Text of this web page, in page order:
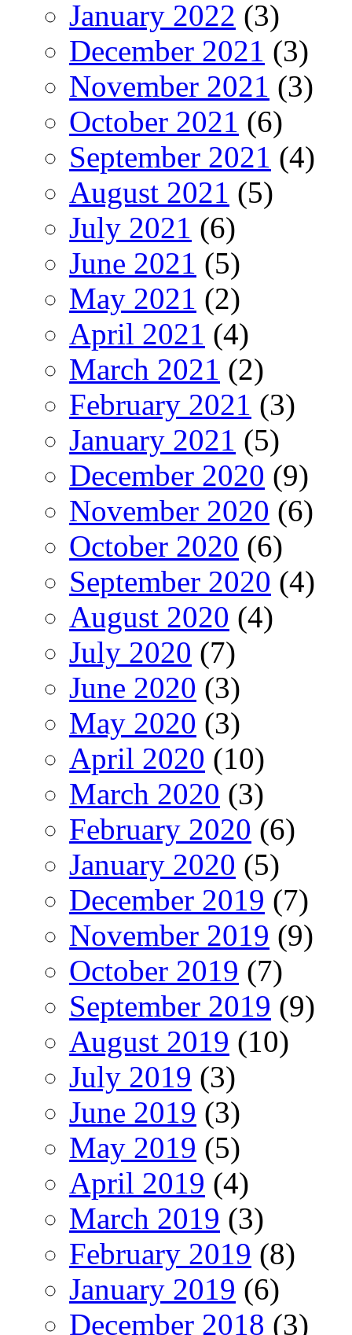
January 2022 (3)
December 2021 (3)
November 2021 (3)
October 2021 (6)
September 2021 (4)
August 2021 (5)
July 2021 (6)
June 2021 (5)
May 2021 (2)
April 2021 (4)
March 2021 (2)
February 2021 (3)
January 2021 (5)
December 2020 (9)
November 2020 (6)
October 2020 (6)
September 2020 (4)
August 2020 (4)
July 2020 (7)
June 2020 (3)
May 2020 (3)
April 2020 (10)
March 2020 (3)
February 2020 (6)
January 2020 (5)
December 2019 (7)
November 2019 (9)
October 2019 (7)
September 2019 (9)
August 2019 (10)
July 2019 (3)
June 2019 (3)
May 2019 (5)
April 2019 (4)
March 2019 (3)
February 2019 (8)
January 2019 (6)
December 2018 (3)